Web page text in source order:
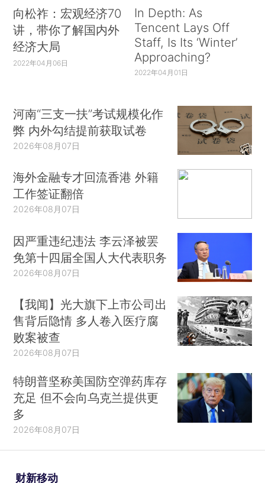
向松祚：宏观经济70
讲，带你了解国内外
经济大局
2022年04月06日
In Depth: As
Tencent Lays Off
Staff, Is Its ‘Winter’
Approaching?
2022年04月01日
河南“三支一扶”考试规模化作
弊 内外勾结提前获取试卷
2026年08月07日
海外金融专才回流香港 外籍
工作签证翻倍
2026年08月07日
因严重违纪违法 李云泽被罢
免第十四届全国人大代表职务
2026年08月07日
【我闻】光大旗下上市公司出
售背后隐情 多人卷入医疗腐
败案被查
2026年08月07日
特朗普坚称美国防空弹药库存
充足 但不会向乌克兰提供更
多
2026年08月07日
财新移动